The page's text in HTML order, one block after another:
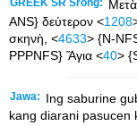
GREEK SR Srong:
ANS} δεύτερον <1208
σκηνὴ, <4633> {N-
PPPNFS} Ἅγια <40>
Jawa:
Ing saburine
kang diarani pasucen